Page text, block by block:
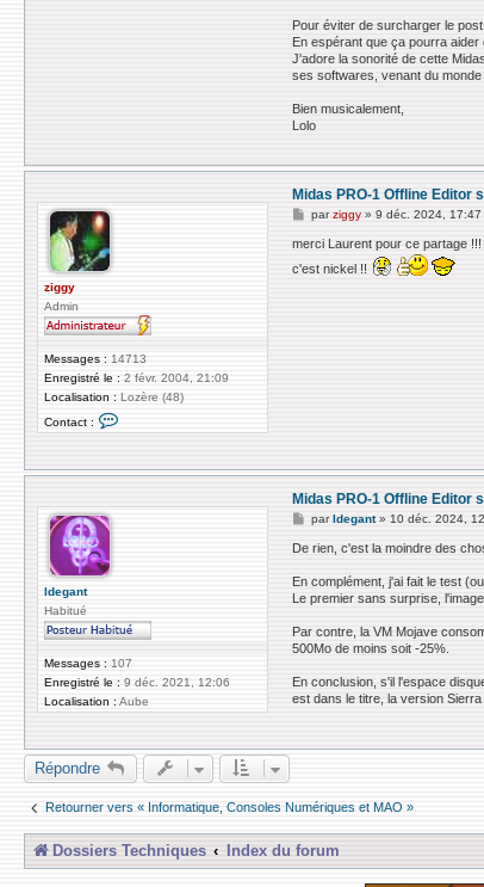
Pour éviter de surcharger le
En espérant que ça pourra
J'adore la sonorité de cette
ses softwares, venant du
Bien musicalement,
Lolo
ziggy
Admin
Messages : 14713
Enregistré le : 2 févr. 2004, 21:09
Localisation : Lozère (48)
Contact :
a
Midas PRO-1 Offline Editor
M
s
a
parziggy »9 déc. 2024, 17:47
merci Laurent pour ce partage !!!
c'est nickel !!
ldegant
Habitué
Messages : 107
Enregistré le : 9 déc. 2021, 12:06
Localisation : Aube
Midas PRO-1 Offline Editor
M
s
g
e
par ldegant»10 déc. 2024,
De rien, c'est la moindre des
En complément, j'ai fait le test
Le premier sans surprise,
Par contre, la VM Mojave
500Mo de moins soit -25%.
En conclusion, s'il l'espace
est dans le titre, la version
Répondre
Retourner vers « Informatique, Consoles Numériques et MAO »
Dossiers Techniques Index du forum